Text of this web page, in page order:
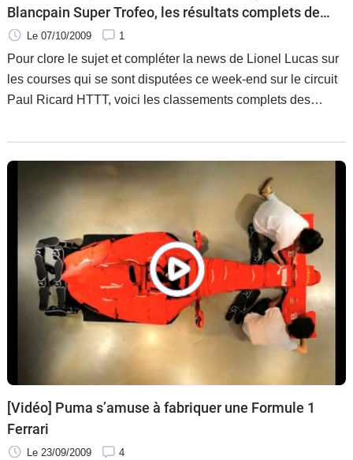
Blancpain Super Trofeo, les résultats complets de
la manche du HTTT Paul Ricard
Le 07/10/2009 1
Pour clore le sujet et compléter la news de Lionel Lucas sur
les courses qui se sont disputées ce week-end sur le circuit
Paul Ricard HTTT, voici les classements complets des
[Vidéo] Puma s’amuse à fabriquer une Formule 1
Ferrari
Le 23/09/2009 4